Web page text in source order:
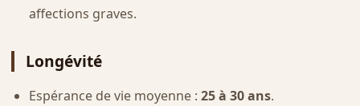
affections graves.
Longévité
Espérance de vie moyenne : 25 à 30 ans.